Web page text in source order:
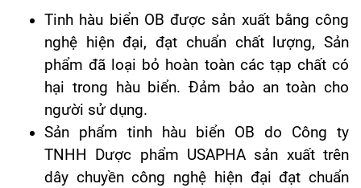
Tinh hàu biển OB được sản xuất bằng công
nghệ hiện đại, đạt chuẩn chất lượng, Sản
phẩm đã loại bỏ hoàn toàn các tạp chất có
hại trong hàu biển. Đảm bảo an toàn cho
người sử dụng.
Sản phẩm tinh hàu biển OB do Công ty
TNHH Dược phẩm USAPHA sản xuất trên
dây chuyền công nghệ hiện đại đạt chuẩn